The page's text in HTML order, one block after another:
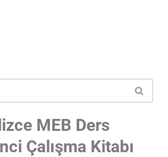
MEB Ders
Çalışma Kitabı